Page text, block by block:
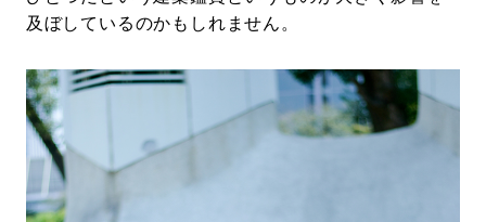
及ぼしているのかもしれません。